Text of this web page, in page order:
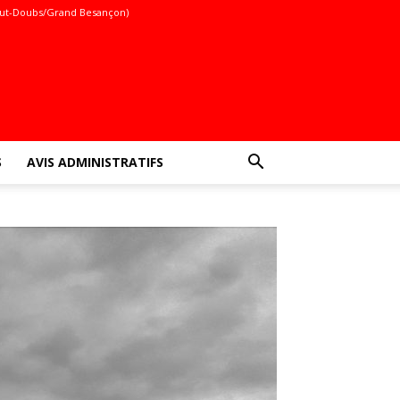
Doubs/Grand Besançon)
AVIS ADMINISTRATIFS